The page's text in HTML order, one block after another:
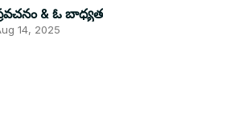
& ఓ బాధ్యత
14, 2025